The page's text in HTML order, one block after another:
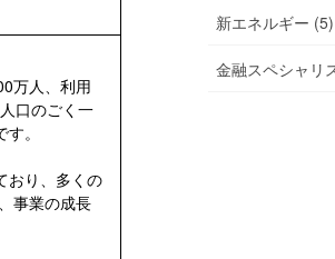
万人、利用
口のごく一
。
おり、多くの
事業の成長
新エネルギー (5)
金融スペシャリ